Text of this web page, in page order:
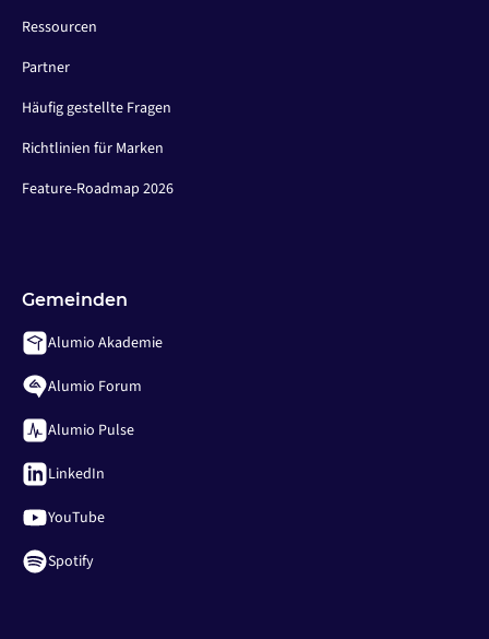
Ressourcen
Partner
Häufig gestellte Fragen
Richtlinien für Marken
Feature-Roadmap 2026
Gemeinden
Alumio Akademie
Alumio Forum
Alumio Pulse
LinkedIn
YouTube
Spotify